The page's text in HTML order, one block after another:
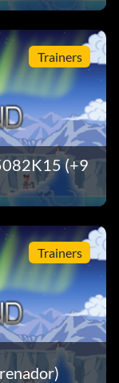
Trainers
(+9
Trainers